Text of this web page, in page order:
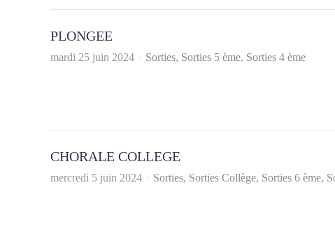
PLONGEE
mardi 25 juin 2024 Sorties Sorties 5 ème Sorties 4 ème
CHORALE COLLEGE
mercredi 5 juin 2024 Sorties Sorties Collège Sorties 6 ème